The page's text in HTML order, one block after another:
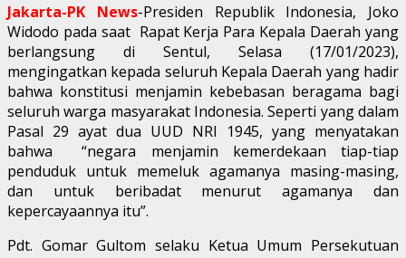
Jakarta-PK News-Presiden Republik Indonesia, Joko
Widodo pada saat Rapat Kerja Para Kepala Daerah yang
berlangsung di Sentul, Selasa (17/01/2023),
mengingatkan kepada seluruh Kepala Daerah yang hadir
bahwa konstitusi menjamin kebebasan beragama bagi
seluruh warga masyarakat Indonesia. Seperti yang dalam
Pasal 29 ayat dua UUD NRI 1945, yang menyatakan
bahwa “negara menjamin kemerdekaan tiap-tiap
penduduk untuk memeluk agamanya masing-masing,
dan untuk beribadat menurut agamanya dan
kepercayaannya itu”.
Pdt. Gomar Gultom selaku Ketua Umum Persekutuan